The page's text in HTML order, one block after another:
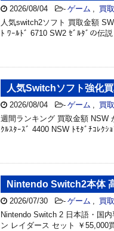
2026/08/04 - ゲーム , 買
人気switch2ソフト 買取金額
ﾄ ﾜｰﾙﾄﾞ 6710 SW2 ｾﾞﾙﾀﾞの伝
人気Switchソフト強化
2026/08/04 - ゲーム , 買
週間ランキング 買取金額 NSW
ｸﾙｽﾀｰｽﾞ 4400 NSW ﾄﾓﾀﾞﾁｺﾚｸ
Nintendo Switch2本体
2026/07/30 - ゲーム , 買
Nintendo Switch 2 日本語・国
ン レイダース セット ￥